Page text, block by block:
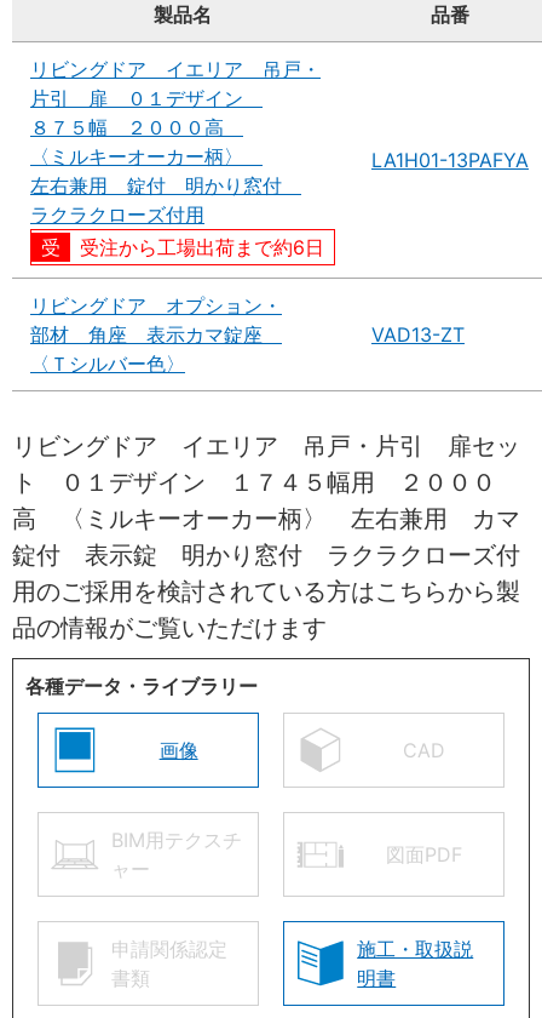
製品名 品番
リビングドア イエリア 吊戸・
片引 扉 ０１デザイン
８７５幅 ２０００高
〈ミルキーオーカー柄〉
左右兼用 錠付 明かり窓付
ラクラクローズ付用
受注から工場出荷まで約6日
LA1H01-13PAFYA
リビングドア オプション・
部材 角座 表示カマ錠座
〈Ｔシルバー色〉
VAD13-ZT
リビングドア イエリア 吊戸・片引 扉セッ
ト ０１デザイン １７４５幅用 ２０００
高 〈ミルキーオーカー柄〉 左右兼用 カマ
錠付 表示錠 明かり窓付 ラクラクローズ付
用のご採用を検討されている方はこちらから製
品の情報がご覧いただけます
各種データ・ライブラリー
画像 CAD
BIM用テクスチ
ャー
図面PDF
申請関係認定
書類
施工・取扱説
明書